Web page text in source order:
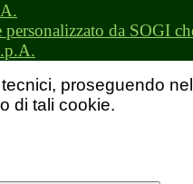
personalizzato da SOGI
proseguendo
di tali cookie.